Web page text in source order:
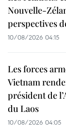
Nouvelle-
perspectives
10/08/2026 04:15
Les forces
Vietnam
président de
du Laos
10/08/2026 04:05